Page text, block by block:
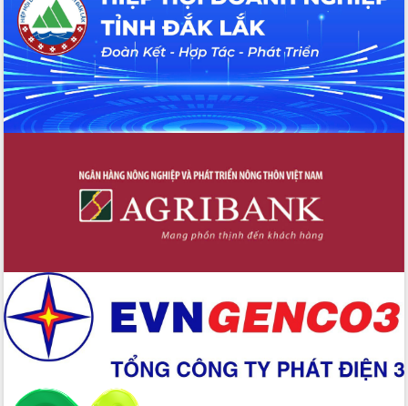
cấp xã
Đắk Lắk phát động hưởng ứng Ngày
Quyền của người tiêu dùng Việt Nam
2026
Đẩy mạnh cải cách hành chính, quyết
tâm đạt được mục tiêu tăng trưởng
hai con số trong năm 2026
Lương Văn Chánh năm 2026
Phó Bí thư Tỉnh ủy Đắk Lắk Đỗ Hữu
Huy giữ chức Bí thư Đảng ủy Ủy Ban
số y tế tại Đắk Lắk
Chuyển đổi số thư viện: Mở rộng
không gian tri thức trong thời đại số
Đánh giá, rút kinh nghiệm công tác tổ
chức diễn tập trước ngày bầu cử
Chương trình “Gặp gỡ hữu nghị –
Friendship Meeting New Year 2026”